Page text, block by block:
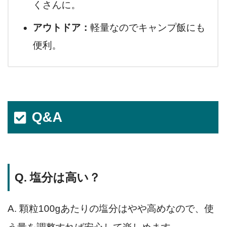
くさんに。
アウトドア： 軽量なのでキャンプ飯にも
便利。
Q&A
Q. 塩分は高い？
A. 顆粒100gあたりの塩分はやや高めなので、使